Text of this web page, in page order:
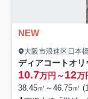
NEW
大阪市浪速区日本
ディアコートオ
10.7万円～12万
38.45㎡～46.75㎡